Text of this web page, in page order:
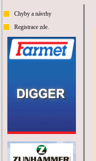
Chyby a návrhy
Registrace zde.